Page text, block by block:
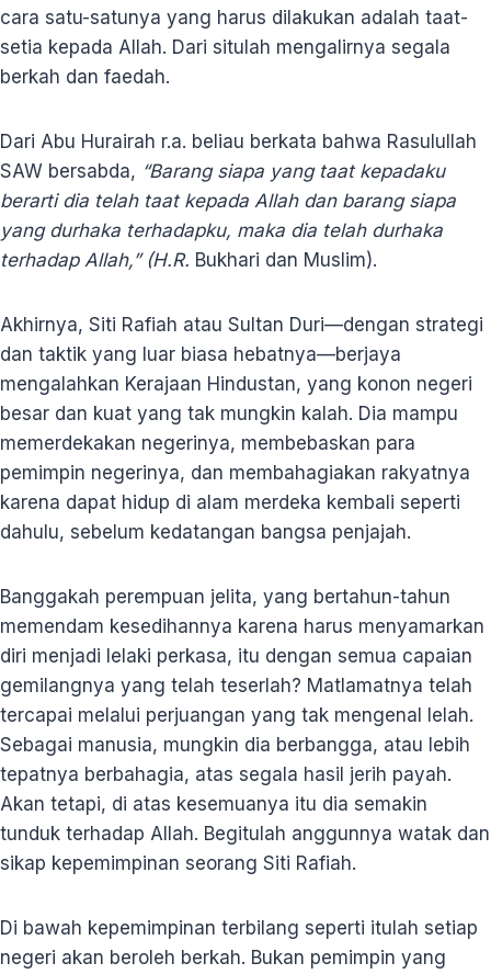
cara satu-satunya yang harus dilakukan adalah taat-
setia kepada Allah. Dari situlah mengalirnya segala
berkah dan faedah.
Dari Abu Hurairah r.a. beliau berkata bahwa Rasulullah
SAW bersabda, “Barang siapa yang taat kepadaku
berarti dia telah taat kepada Allah dan barang siapa
yang durhaka terhadapku, maka dia telah durhaka
terhadap Allah,” (H.R. Bukhari dan Muslim).
Akhirnya, Siti Rafiah atau Sultan Duri—dengan strategi
dan taktik yang luar biasa hebatnya—berjaya
mengalahkan Kerajaan Hindustan, yang konon negeri
besar dan kuat yang tak mungkin kalah. Dia mampu
memerdekakan negerinya, membebaskan para
pemimpin negerinya, dan membahagiakan rakyatnya
karena dapat hidup di alam merdeka kembali seperti
dahulu, sebelum kedatangan bangsa penjajah.
Banggakah perempuan jelita, yang bertahun-tahun
memendam kesedihannya karena harus menyamarkan
diri menjadi lelaki perkasa, itu dengan semua capaian
gemilangnya yang telah teserlah? Matlamatnya telah
tercapai melalui perjuangan yang tak mengenal lelah.
Sebagai manusia, mungkin dia berbangga, atau lebih
tepatnya berbahagia, atas segala hasil jerih payah.
Akan tetapi, di atas kesemuanya itu dia semakin
tunduk terhadap Allah. Begitulah anggunnya watak dan
sikap kepemimpinan seorang Siti Rafiah.
Di bawah kepemimpinan terbilang seperti itulah setiap
negeri akan beroleh berkah. Bukan pemimpin yang